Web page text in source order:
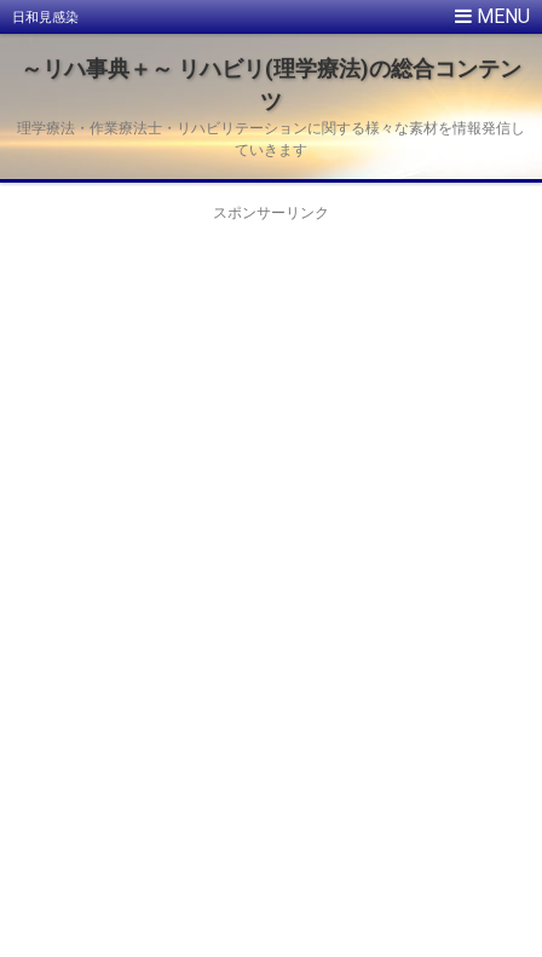
日和見感染
～リハ事典＋～ リハビリ(理学療法)の総合コンテン
ツ
理学療法・作業療法士・リハビリテーションに関する様々な素材を情報発信し
ていきます
スポンサーリンク